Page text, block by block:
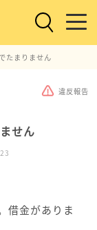
たまりません
違反報告
せん
借金がありま